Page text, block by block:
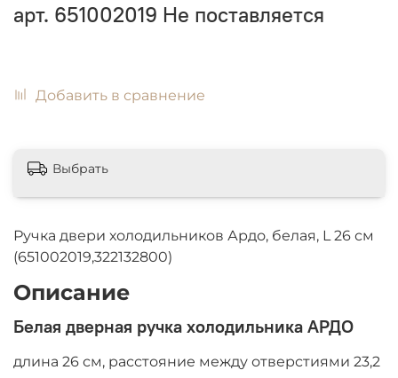
арт. 651002019 Не поставляется
Добавить в сравнение
Ручка двери холодильников Ардо, белая, L 26 см
(651002019,322132800)
Описание
Белая дверная ручка холодильника АРДО
длина 26 см, расстояние между отверстиями 23,2
Выбрать